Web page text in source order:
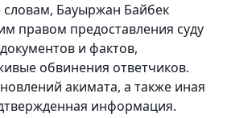
словам, Бауыржан Байбек
правом предоставления суду
и фактов,
обвинения ответчиков.
акимата, а также иная
информация.